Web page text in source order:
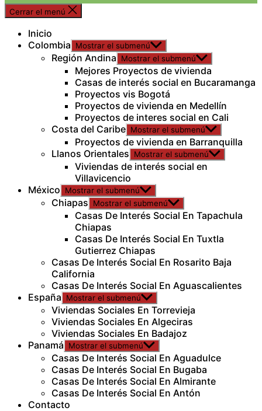
Cerrar el menú
Inicio
Colombia
Mostrar el submenú
Región Andina Mostrar el submenú
Mejores Proyectos de vivienda
Casas de interés social en Bucaramanga
Proyectos vis Bogotá
Proyectos de vivienda en Medellín
Proyectos de interes social en Cali
Costa del Caribe Mostrar el submenú
Proyectos de vivienda en Barranquilla
Llanos Orientales
Mostrar el submenú
Viviendas de interés social en
Villavicencio
México
Mostrar el submenú
Chiapas Mostrar el submenú
Casas De Interés Social En Tapachula
Chiapas
Casas De Interés Social En Tuxtla
Gutierrez Chiapas
Casas De Interés Social En Rosarito Baja
California
Casas De Interés Social En Aguascalientes
España
Mostrar el submenú
Viviendas Sociales En Torrevieja
Viviendas Sociales En Algeciras
Viviendas Sociales En Badajoz
Panamá
Mostrar el submenú
Casas De Interés Social En Aguadulce
Casas De Interés Social En Bugaba
Casas De Interés Social En Almirante
Casas De Interés Social En Antón
Contacto